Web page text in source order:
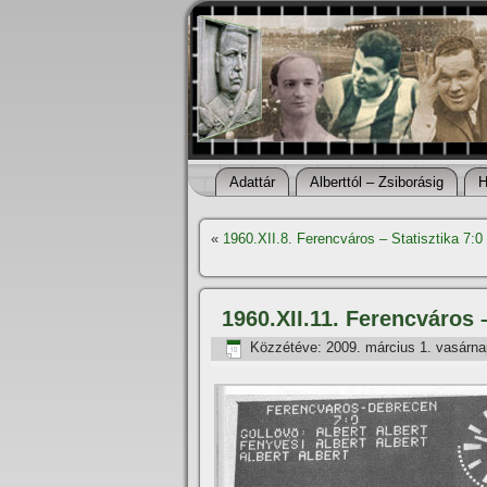
Adattár Alberttól – Zsiborásig
« 1960.XII.8. Ferencváros – Statisztika 7:0
1960.XII.11. Ferencváros
Közzétéve: 2009. március 1.